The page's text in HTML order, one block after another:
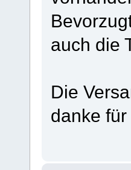
auch die
Die
danke